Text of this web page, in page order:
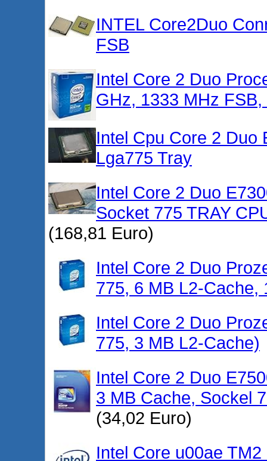
INTEL Core2Duo
FSB
Intel Core 2 Duo
GHz, 1333 MHz
Intel Cpu Core 2 Duo
Lga775 Tray
Intel Core 2 Duo
Socket 775 TRAY
(168,81 Euro)
Intel Core 2 Duo
775, 6 MB L2-Cache,
Intel Core 2 Duo
775, 3 MB L2-Cache)
Intel Core 2 Duo
3 MB Cache, Sockel
(34,02 Euro)
Intel Core u00ae